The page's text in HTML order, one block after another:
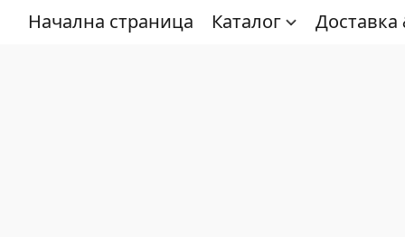
Начална страница Каталог Доставка